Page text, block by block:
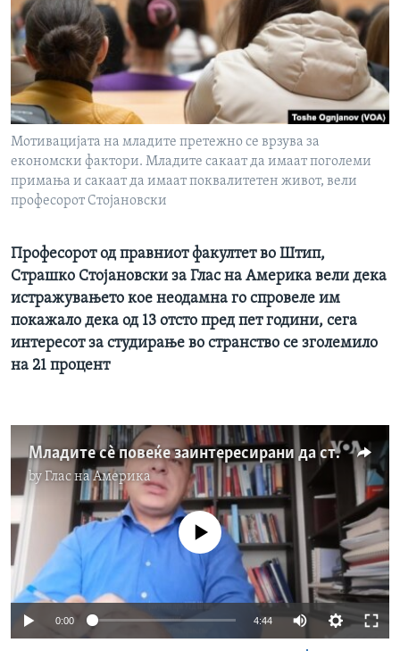
ИНТЕРВЈУА
Јазици
Мотивацијата на младите претежно се врзува за
економски фактори. Младите сакаат да имаат поголеми
примања и сакаат да имаат поквалитетен живот, вели
професорот Стојановски
Професорот од правниот факултет во Штип,
Страшко Стојановски за Глас на Америка вели дека
истражувањето кое неодамна го спровеле им
покажало дека од 13 отсто пред пет години, сега
интересот за студирање во странство се зголемило
на 21 процент
Младите сè повеќе заинтересирани да студираат во странство
byГлас на Америка
No media source currently available
0:00 4:44